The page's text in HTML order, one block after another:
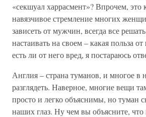
«секшуал харрасмент»? Впрочем, это
навязчивое стремление многих
зависеть от мужчин, всегда все
настаивать на своем – какая польза
есть ли от него вред, я постараюсь
Англия – страна туманов, и многое в
разглядеть. Наверное, многие вещи
просто и легко объяснимы, но туман
наших глаз. Ну чем вы объясните, что